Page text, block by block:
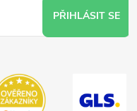
PŘIHLÁSIT SE